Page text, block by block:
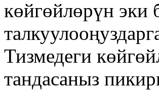
көйгөйлөрүн эки
Тизмедеги
тандасаныз